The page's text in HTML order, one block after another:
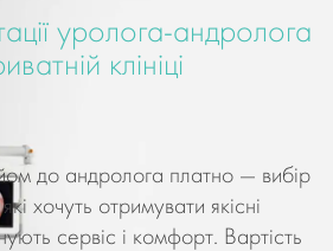
уролога-андролога
клініці
до андролога платно — вибір
хочуть отримувати якісні
сервіс і комфорт. Вартість